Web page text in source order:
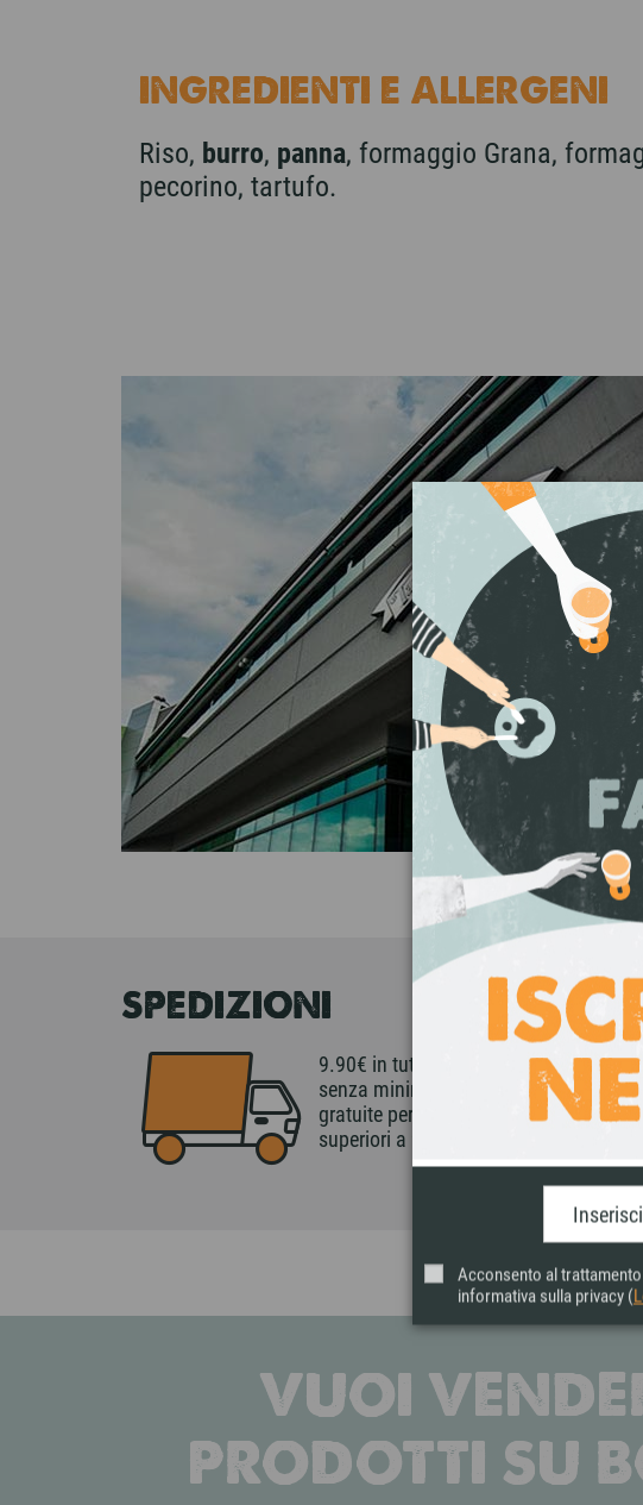
INGREDIENTI E ALLERGENI
Riso, burro, panna, formaggio Grana,
pecorino, tartufo.
SPEDIZIONI
9.90€ in tutta Italia
senza minimo di spesa,
gratuite per ordini
superiori a 99€.
VUOI
PRODOTTI SU
Acconsento al
informativa sulla privacy (